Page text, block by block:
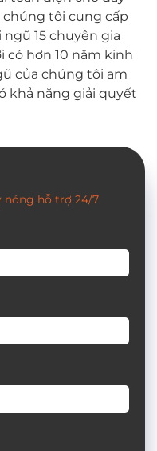
tôi cung cấp
15 chuyên gia
hơn 10 năm kinh
của chúng tôi am
khả năng giải quyết
nóng hỗ trợ 24/7